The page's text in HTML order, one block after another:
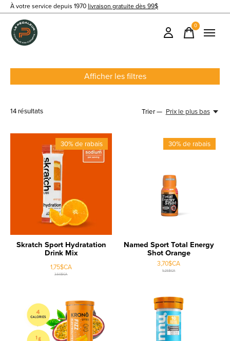
À votre service depuis 1970 livraison gratuite dès 99$
0items
Afficher les filtres
14 résultats Trier — Prix le plus bas
30% de rabais
Skratch Sport Hydratation
Drink Mix
1,75$CA
2,50$CA
30% de rabais
Named Sport Total Energy
Shot Orange
3,70$CA
5,25$CA